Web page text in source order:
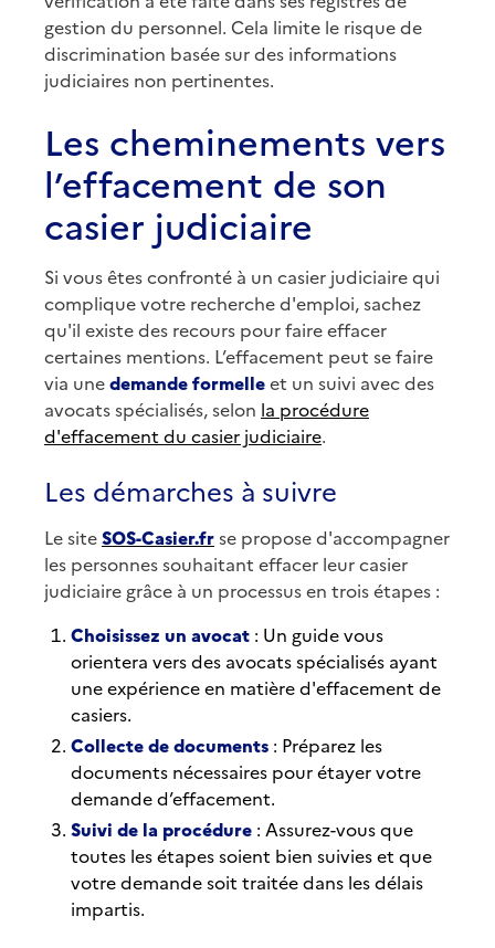
gestion du personnel. Cela limite le risque de
discrimination basée sur des informations
judiciaires non pertinentes.
Les cheminements vers
l’effacement de son
casier judiciaire
Si vous êtes confronté à un casier judiciaire qui
complique votre recherche d'emploi, sachez
qu'il existe des recours pour faire effacer
certaines mentions. L’effacement peut se faire
via unedemande formelleet un suivi avec des
avocats spécialisés, selon la procédure
d'effacement du casier judiciaire.
Les démarches à suivre
Le siteSOS-Casier.frse propose d'accompagner
les personnes souhaitant effacer leur casier
judiciaire grâce à un processus en trois étapes :
Choisissez un avocat : Un guide vous
orientera vers des avocats spécialisés ayant
une expérience en matière d'effacement de
casiers.
Collecte de documents : Préparez les
documents nécessaires pour étayer votre
demande d’effacement.
Suivi de la procédure : Assurez-vous que
toutes les étapes soient bien suivies et que
votre demande soit traitée dans les délais
impartis.